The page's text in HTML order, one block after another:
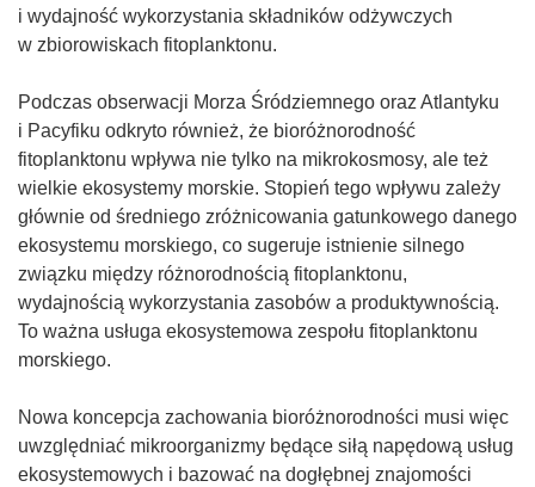
i wydajność wykorzystania składników odżywczych
w zbiorowiskach fitoplanktonu.
Podczas obserwacji Morza Śródziemnego oraz Atlantyku
i Pacyfiku odkryto również, że bioróżnorodność
fitoplanktonu wpływa nie tylko na mikrokosmosy, ale też
wielkie ekosystemy morskie. Stopień tego wpływu zależy
głównie od średniego zróżnicowania gatunkowego danego
ekosystemu morskiego, co sugeruje istnienie silnego
związku między różnorodnością fitoplanktonu,
wydajnością wykorzystania zasobów a produktywnością.
To ważna usługa ekosystemowa zespołu fitoplanktonu
morskiego.
Nowa koncepcja zachowania bioróżnorodności musi więc
uwzględniać mikroorganizmy będące siłą napędową usług
ekosystemowych i bazować na dogłębnej znajomości